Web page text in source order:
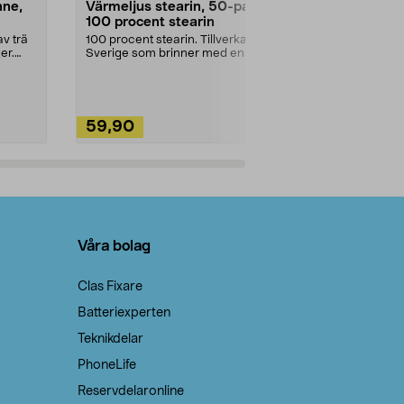
trä
Värmeljus stearin, 50-pack,
100 procent stearin
100 procent stearin. Tillverkade i
Sverige som brinner med en
59,90
Våra bolag
Clas Fixare
Batteriexperten
Teknikdelar
PhoneLife
Reservdelaronline